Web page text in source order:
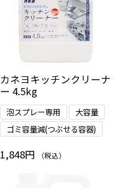
カネヨキッチンクリーナ
ー 4.5kg
泡スプレー専用
大容量
ゴミ容量減(つぶせる容器)
1,848円 （税込）